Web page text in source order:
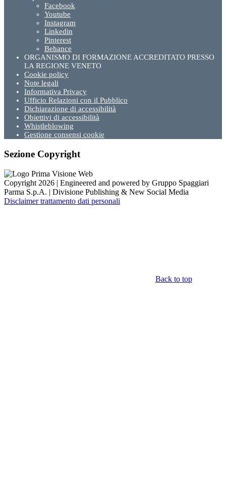
Facebook
Youtube
Instagram
Linkedin
Pinterest
Behance
ORGANISMO DI FORMAZIONE ACCREDITATO PRESSO
LA REGIONE VENETO
Cookie policy
Note legali
Informativa Privacy
Ufficio Relazioni con il Pubblico
Dichiarazione di accessibilità
Obiettivi di accessibilità
Whistleblowing
Gestione consensi cookie
Sezione Copyright
Copyright 2026 | Engineered and powered by Gruppo Spaggiari
Parma S.p.A. | Divisione Publishing & New Social Media
Disclaimer trattamento dati personali
Back to top